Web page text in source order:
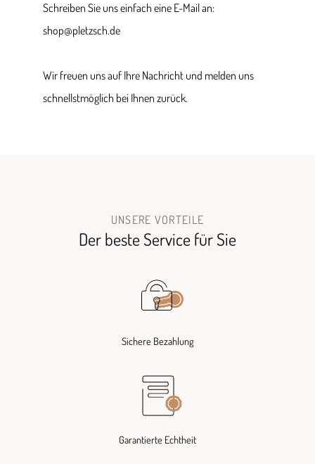
Schreiben Sie uns einfach eine E-Mail an:
shop@pletzsch.de
Wir freuen uns auf Ihre Nachricht und melden uns
schnellstmöglich bei Ihnen zurück.
UNSERE VORTEILE
Der beste Service für Sie
Sichere Bezahlung
Garantierte Echtheit